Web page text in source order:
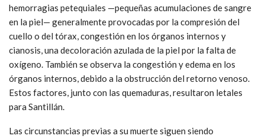
hemorragias petequiales —pequeñas acumulaciones de sangre
en la piel— generalmente provocadas por la compresión del
cuello o del tórax, congestión en los órganos internos y
cianosis, una decoloración azulada de la piel por la falta de
oxígeno. También se observa la congestión y edema en los
órganos internos, debido a la obstrucción del retorno venoso.
Estos factores, junto con las quemaduras, resultaron letales
para Santillán.
Las circunstancias previas a su muerte siguen siendo